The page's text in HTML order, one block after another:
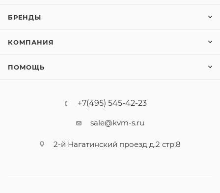
БРЕНДЫ
КОМПАНИЯ
ПОМОЩЬ
+7(495) 545-42-23
sale@kvm-s.ru
2-й Нагатинский проезд д.2 стр.8